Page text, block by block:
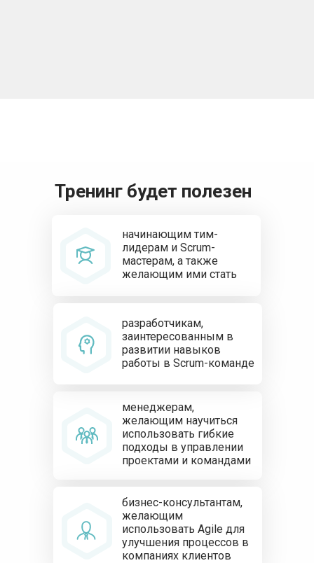
Тренинг будет полезен
начинающим тим-
лидерам и Scrum-
мастерам, а также
желающим ими стать
менеджерам,
желающим научиться
использовать гибкие
подходы в управлении
проектами и командами
разработчикам,
заинтересованным в
развитии навыков
работы в Scrum-команде
бизнес-консультантам,
желающим
использовать Agile для
улучшения процессов в
компаниях клиентов